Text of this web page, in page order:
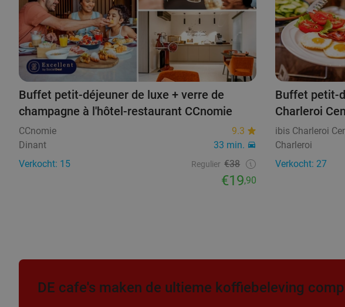
Buffet petit-déjeuner de luxe + verre de
champagne à l'hôtel-restaurant CCnomie
CCnomie
9.3
Dinant
33 min.
Verkocht: 15
Regulier €38
€19,90
Buffet petit-
Charleroi
ibis Charleroi
Charleroi
Verkocht: 27
DE cafe's maken de ultieme koffiebeleving